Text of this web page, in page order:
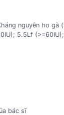
nguyên ho
5.5Lf (>=60IU);
bác sĩ